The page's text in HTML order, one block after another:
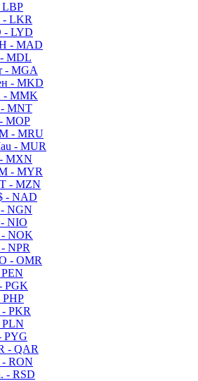
LBP
- LKR
- LYD
- MAD
- MDL
- MGA
- MKD
- MMK
- MNT
MOP
- MRU
- MUR
- MXN
- MYR
- MZN
- NAD
- NGN
- NIO
NOK
- NPR
- OMR
PGK
PHP
- PKR
PYG
- QAR
- RON
- RSD